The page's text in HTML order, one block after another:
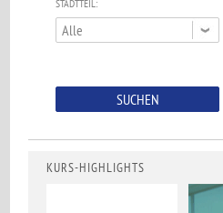
STADTTEIL:
Alle
KURS-HIGHLIGHTS